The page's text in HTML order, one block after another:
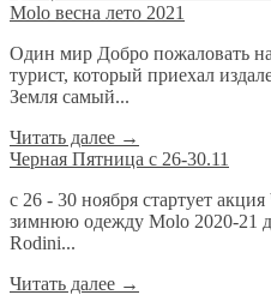
Molo весна лето 2021
Один мир Добро пожаловать
турист, который приехал
Земля самый...
Читать далее →
Черная Пятница с 26-30.11
с 26 - 30 ноября стартует
зимнюю одежду Molo 2020-21
Rodini...
Читать далее →